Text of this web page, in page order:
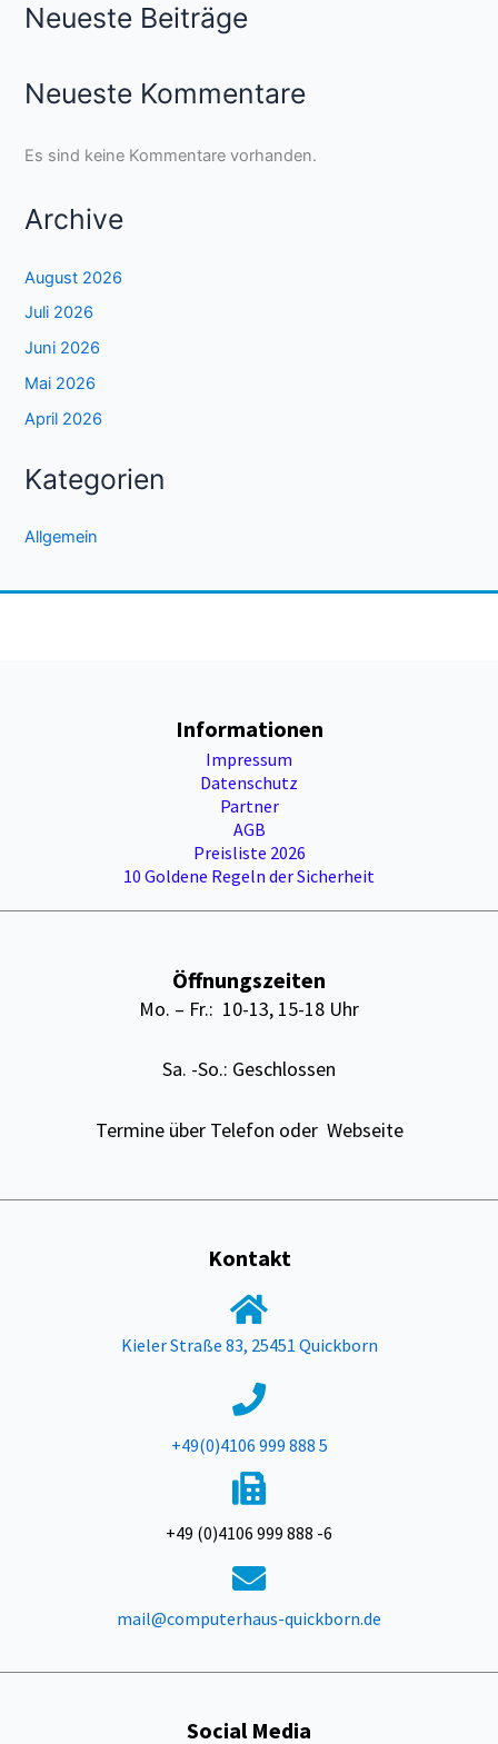
Neueste Beiträge
Neueste Kommentare
Es sind keine Kommentare vorhanden.
Archive
August 2026
Juli 2026
Juni 2026
Mai 2026
April 2026
Kategorien
Allgemein
Informationen
Impressum
Datenschutz
Partner
AGB
Preisliste 2026
10 Goldene Regeln der Sicherheit
Öffnungszeiten
Mo. – Fr.: 10-13, 15-18 Uhr
Sa. -So.: Geschlossen
Termine über Telefon oder Webseite
Kontakt
Kieler Straße 83, 25451 Quickborn
+49(0)4106 999 888 5
+49 (0)4106 999 888 -6
mail@computerhaus-quickborn.de
Social Media